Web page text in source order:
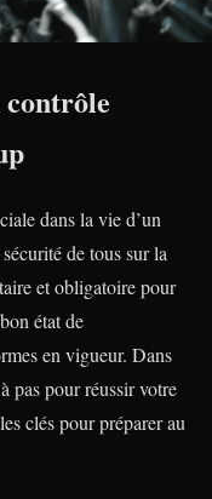
contrôle
dans la vie d’un
de tous sur la
et obligatoire pour
état de
en vigueur. Dans
pas pour réussir votre
clés pour préparer au